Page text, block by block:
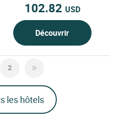
102.82 USD
Découvrir
2
les hôtels